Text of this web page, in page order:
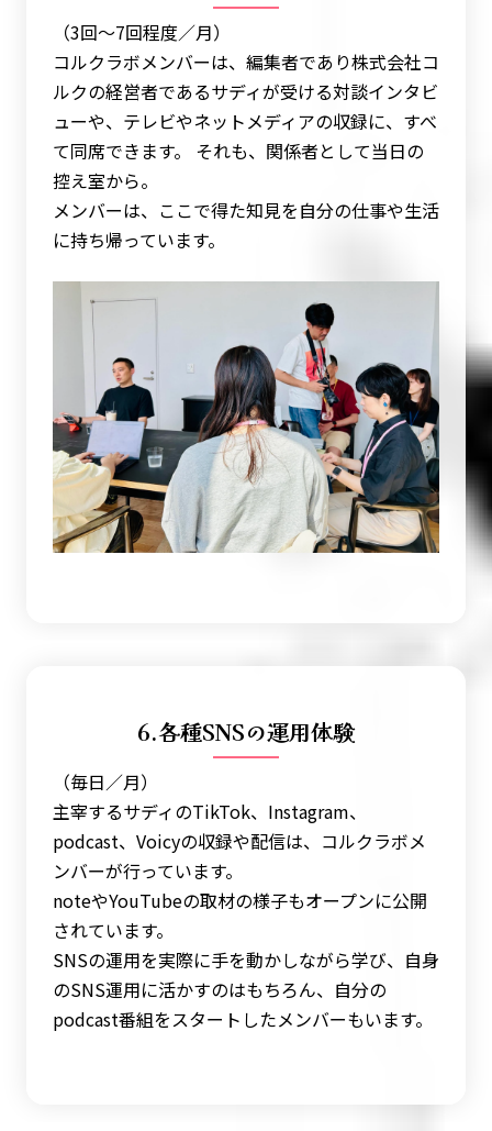
（3回〜7回程度／月）
コルクラボメンバーは、編集者であり株式会社コ
ルクの経営者であるサディが受ける対談インタビ
ューや、テレビやネットメディアの収録に、すべ
て同席できます。 それも、関係者として当日の
控え室から。
メンバーは、ここで得た知見を自分の仕事や生活
に持ち帰っています。
6.各種SNSの運用体験
（毎日／月）
主宰するサディのTikTok、Instagram、
podcast、Voicyの収録や配信は、コルクラボメ
ンバーが行っています。
noteやYouTubeの取材の様子もオープンに公開
されています。
SNSの運用を実際に手を動かしながら学び、自身
のSNS運用に活かすのはもちろん、自分の
podcast番組をスタートしたメンバーもいます。